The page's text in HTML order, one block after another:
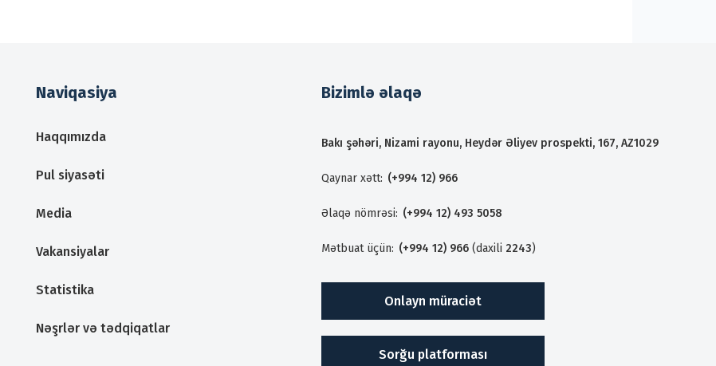
Naviqasiya
Haqqımızda
Pul siyasəti
Media
Vakansiyalar
Statistika
Nəşrlər və tədqiqatlar
Bizimlə əlaqə
Bakı şəhəri, Nizami rayonu, Heydər Əliyev prospekti, 167, AZ1029
Qaynar xətt: (+994 12) 966
Əlaqə nömrəsi: (+994 12) 493 5058
Mətbuat üçün: (+994 12) 966 (daxili 2243)
Onlayn müraciət
Sorğu platforması